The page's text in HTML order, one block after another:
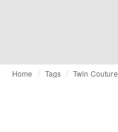
Home Tags Twin Couture